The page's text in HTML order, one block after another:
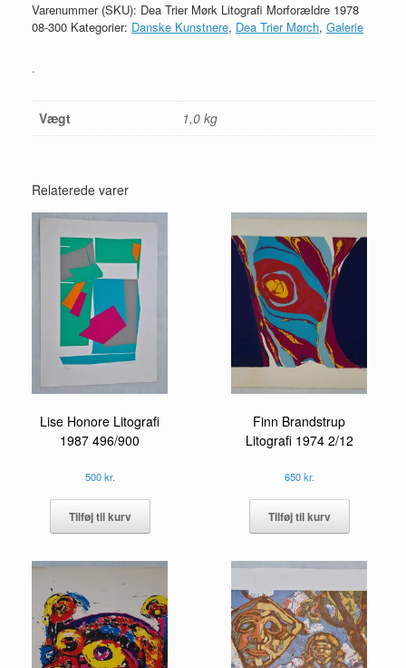
Varenummer (SKU): Dea Trier Mørk Litografi Morforældre 1978
08-300 Kategorier: Danske Kunstnere, Dea Trier Mørch, Galerie
.
Vægt 1,0 kg
Relaterede varer
Lise Honore Litografi
1987 496/900
500kr.
Tilføj til kurv
Finn Brandstrup
Litografi 1974 2/12
650kr.
Tilføj til kurv